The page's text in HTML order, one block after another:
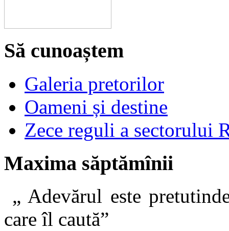
Să cunoaștem
Galeria pretorilor
Oameni și destine
Zece reguli a sectorului
Maxima săptămînii
„ Adevărul este
care îl